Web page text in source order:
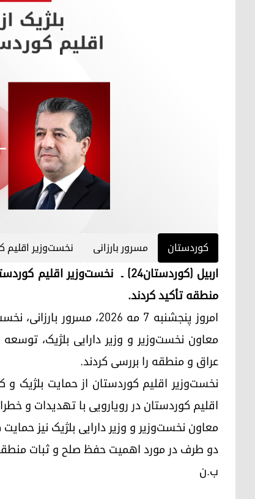
کوردستان مسرور بارزانی نخست‌وزیر اقلیم
اربیل (کوردستان۲۴) ـ
منطقه تأکید کردند.
امروز پنجشنبه ۷ مه
معاون نخست‌وزیر و وزیر دارایی بلژیک،
عراق و منطقه را بررسی کردند.
نخست‌وزیر اقلیم کوردستان از حمایت بلژیک
اقلیم کوردستان در رویارویی با تهدیدات و
معاون نخست‌وزیر و وزیر دارایی بلژیک نیز
دو طرف در مورد اهمیت حفظ صلح و ثبات
ب.ن